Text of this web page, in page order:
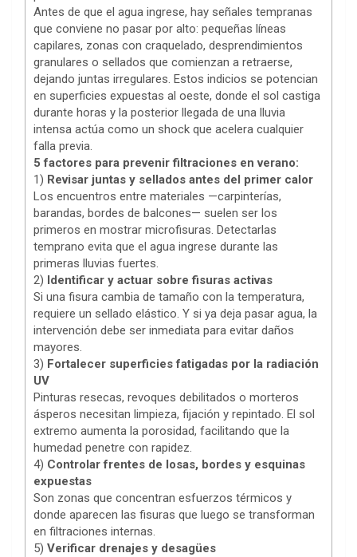
Antes de que el agua ingrese, hay señales tempranas
que conviene no pasar por alto: pequeñas líneas
capilares, zonas con craquelado, desprendimientos
granulares o sellados que comienzan a retraerse,
dejando juntas irregulares. Estos indicios se potencian
en superficies expuestas al oeste, donde el sol castiga
durante horas y la posterior llegada de una lluvia
intensa actúa como un shock que acelera cualquier
falla previa.
5 factores para prevenir filtraciones en verano:
1) Revisar juntas y sellados antes del primer calor
Los encuentros entre materiales —carpinterías,
barandas, bordes de balcones— suelen ser los
primeros en mostrar microfisuras. Detectarlas
temprano evita que el agua ingrese durante las
primeras lluvias fuertes.
2) Identificar y actuar sobre fisuras activas
Si una fisura cambia de tamaño con la temperatura,
requiere un sellado elástico. Y si ya deja pasar agua, la
intervención debe ser inmediata para evitar daños
mayores.
3) Fortalecer superficies fatigadas por la radiación
UV
Pinturas resecas, revoques debilitados o morteros
ásperos necesitan limpieza, fijación y repintado. El sol
extremo aumenta la porosidad, facilitando que la
humedad penetre con rapidez.
4) Controlar frentes de losas, bordes y esquinas
expuestas
Son zonas que concentran esfuerzos térmicos y
donde aparecen las fisuras que luego se transforman
en filtraciones internas.
5) Verificar drenajes y desagües